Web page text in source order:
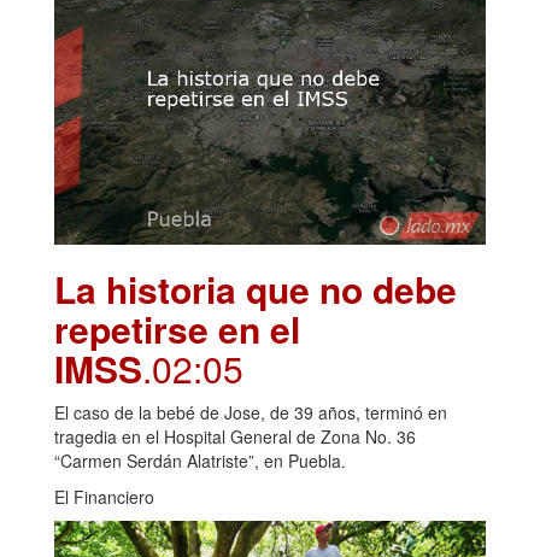
La historia que no debe
repetirse en el
IMSS.02:05
El caso de la bebé de Jose, de 39 años, terminó en
tragedia en el Hospital General de Zona No. 36
“Carmen Serdán Alatriste”, en Puebla.
El Financiero